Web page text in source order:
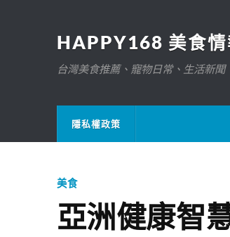
HAPPY168 美食情
台灣美食推薦、寵物日常、生活新
隱私權政策
美食
亞洲健康智